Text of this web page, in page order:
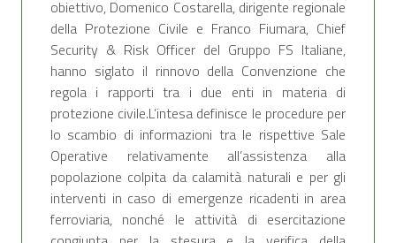
obiettivo, Domenico Costarella, dirigente regionale
della Protezione Civile e Franco Fiumara, Chief
Security & Risk Officer del Gruppo FS Italiane,
hanno siglato il rinnovo della Convenzione che
regola i rapporti tra i due enti in materia di
protezione civile.L’intesa definisce le procedure per
lo scambio di informazioni tra le rispettive Sale
Operative relativamente all’assistenza alla
popolazione colpita da calamità naturali e per gli
interventi in caso di emergenze ricadenti in area
ferroviaria, nonché le attività di esercitazione